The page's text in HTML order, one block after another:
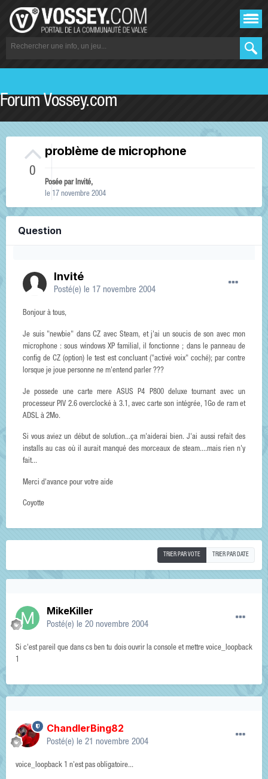
Forum Vossey.com
0
problème de microphone
Posée par Invité,
le 17 novembre 2004
Question
Invité
Posté(e) le 17 novembre 2004
Bonjour à tous,
Je suis "newbie" dans CZ avec Steam, et j'ai un soucis de son avec mon
microphone : sous windows XP familial, il fonctionne ; dans le panneau de
config de CZ (option) le test est concluant ("activé voix" coché); par contre
lorsque je joue personne ne m'entend parler ???
Je possede une carte mere ASUS P4 P800 deluxe tournant avec un
processeur PIV 2.6 overclocké à 3.1, avec carte son intégrée, 1Go de ram et
ADSL à 2Mo.
Si vous aviez un début de solution...ça m'aiderai bien. J'ai aussi refait des
installs au cas où il aurait manqué des morceaux de steam....mais rien n'y
fait...
Merci d'avance pour votre aide
Coyotte
TRIER PAR VOTE TRIER PAR DATE
MikeKiller
Posté(e) le 20 novembre 2004
Si c'est pareil que dans cs ben tu dois ouvrir la console et mettre voice_loopback
1
ChandlerBing82
Posté(e) le 21 novembre 2004
voice_loopback 1 n'est pas obligatoire...